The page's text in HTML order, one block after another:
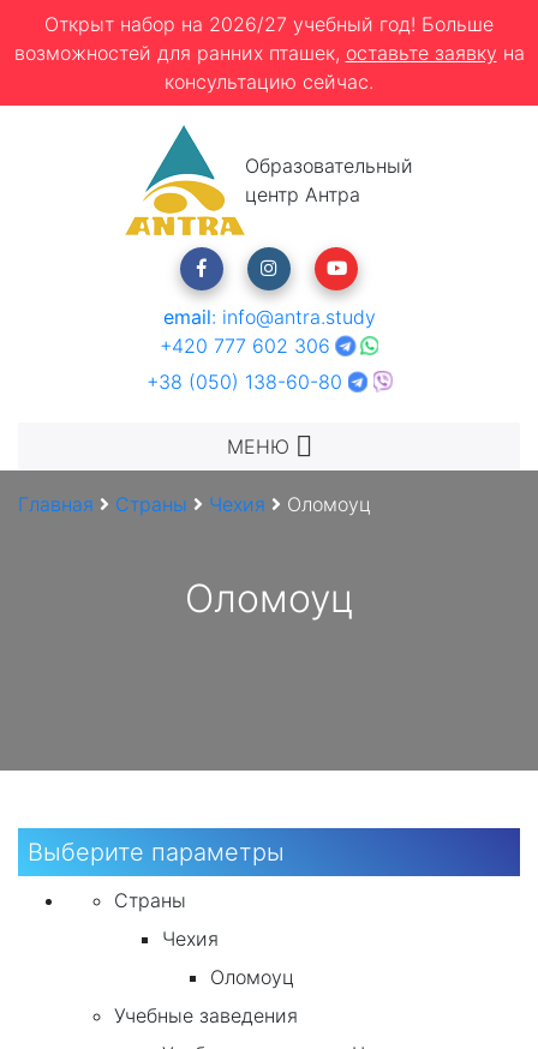
Открыт набор на 2026/27 учебный год! Больше
возможностей для ранних пташек, оставьте заявку на
консультацию сейчас.
Образовательный
центр Антра
email: info@antra.study
+420 777 602 306
+38 (050) 138-60-80
МЕНЮ
Главная Страны Чехия Оломоуц
Оломоуц
Выберите параметры
Страны
Чехия
Оломоуц
Учебные заведения